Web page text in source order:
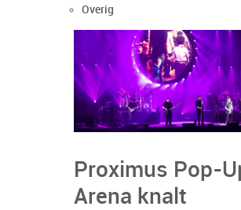
Overig
Proximus Pop-
Arena knalt